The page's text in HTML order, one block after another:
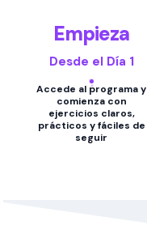
Empieza
Desde el Día 1
Accede al programa y
comienza con
ejercicios claros,
prácticos y fáciles de
seguir